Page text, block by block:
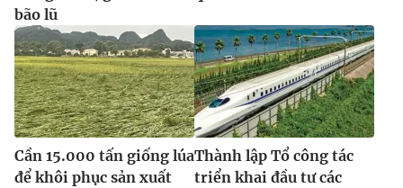
bão lũ
Cần 15.000 tấn giống lúa
để khôi phục sản xuất
Thành lập Tổ công tác
triển khai đầu tư các